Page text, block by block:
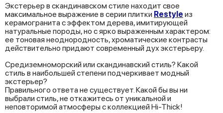
Экстерьер в скандинавском стиле находит свое
максимальное выражение в серии плитки Restyle из
керамогранита с эффектом дерева, имитирующей
натуральные породы, но с ярко выраженным характером:
ее тоновая неоднородность, хроматические контрасты
действительно придают современный дух экстерьеру.
Средиземноморский или скандинавский стиль? Какой
стиль в наибольшей степени подчеркивает модный
экстерьер?
Правильного ответа не существует. Какой бы вы ни
выбрали стиль, не откажитесь от уникальной и
неповторимой атмосферы с коллекцией Hi-Thick!